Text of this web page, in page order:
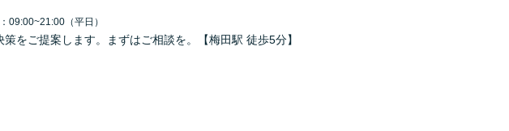
09:00~21:00（平日）
をご提案します。まずはご相談を。【梅田駅 徒歩5分】